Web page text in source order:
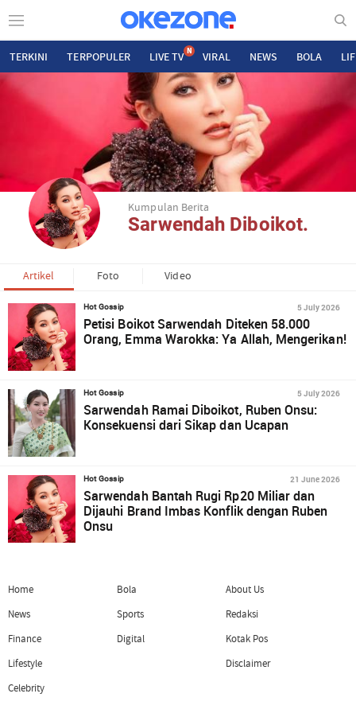
TERKINI TERPOPULER LIVE TV N VIRAL NEWS BOLA
Kumpulan Berita
Sarwendah Diboikot.
Artikel Foto Video
Hot Gossip 5 July 2026
Petisi Boikot Sarwendah Diteken 58.000
Orang, Emma Warokka: Ya Allah, Mengerikan!
Hot Gossip 5 July 2026
Sarwendah Ramai Diboikot, Ruben Onsu:
Konsekuensi dari Sikap dan Ucapan
Hot Gossip 21 June 2026
Sarwendah Bantah Rugi Rp20 Miliar dan
Dijauhi Brand Imbas Konflik dengan Ruben
Onsu
Home
News
Finance
Lifestyle
Celebrity
Bola
Sports
Digital
About Us
Redaksi
Kotak Pos
Disclaimer